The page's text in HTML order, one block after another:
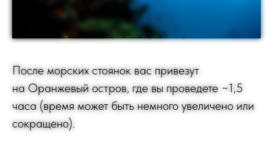
После морских стоянок вас привезут
на Оранжевый остров, где вы проведете ~1,5
часа (время может быть немного увеличено или
сокращено).